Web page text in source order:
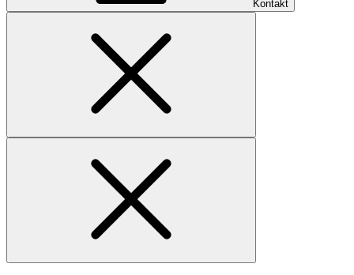
Kontakt